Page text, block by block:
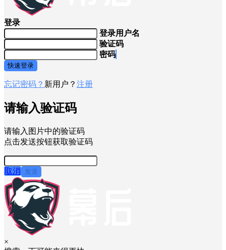
登录
登录用户名
验证码
密码
快速登录
忘记密码？ 新用户？ 注册
请输入验证码
请输入图片中的验证码
点击发送按钮获取验证码
取消 发送
×